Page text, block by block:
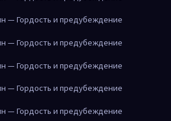
— Гордость и предубеждение
— Гордость и предубеждение
— Гордость и предубеждение
— Гордость и предубеждение
— Гордость и предубеждение